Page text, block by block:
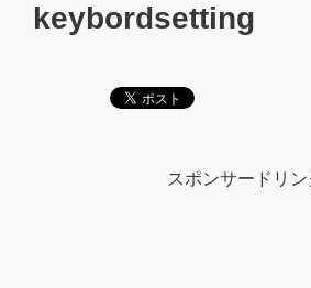
keybordsetting
スポンサードリン